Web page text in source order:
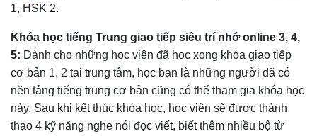
1, HSK 2.
Khóa học tiếng Trung giao tiếp siêu trí nhớ online 3, 4,
5: Dành cho những học viên đã học xong khóa giao tiếp
cơ bản 1, 2 tại trung tâm, học bạn là những người đã có
nền tảng tiếng trung cơ bản cũng có thể tham gia khóa học
này. Sau khi kết thúc khóa học, học viên sẽ được thành
thạo 4 kỹ năng nghe nói đọc viết, biết thêm nhiều bộ từ